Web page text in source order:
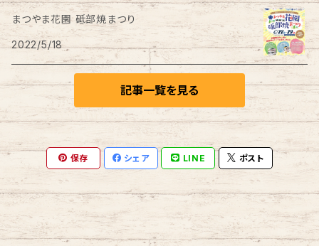
豆皿
はし置き
まつやま花園 砥部焼まつり
2022/5/18
記事一覧を見る
保存 シェア LINE ポスト